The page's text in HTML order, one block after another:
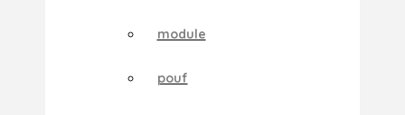
module
pouf